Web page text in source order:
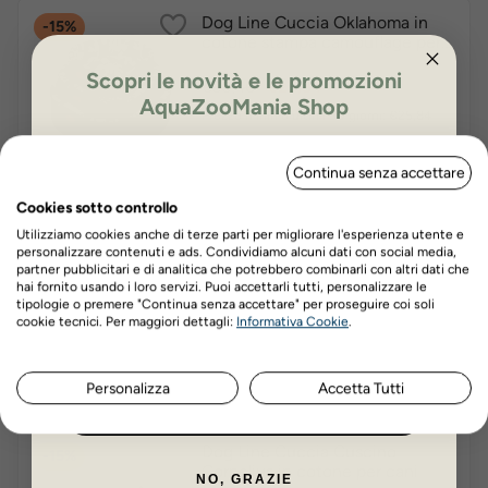
-15%
Dog Line Cuccia Oklahoma in
cotone stampa camouflage per
Prezzo
base
€30,40 Prezzo
€25,84
Prezzo minimo ultimi 30 giorni: €25,84
Scegli tra le varianti
-15%
Dog Line Cuccia Cuscino Sally
per cani e gatti
Prezzo
base
€37,20 Prezzo
€31,62
Prezzo minimo ultimi 30 giorni: €31,62
Cornelius in cotone per cani
Continua senza accettare
Cookies sotto controllo
Utilizziamo cookies anche di terze parti per migliorare l'esperienza utente e
personalizzare contenuti e ads. Condividiamo alcuni dati con social media,
partner pubblicitari e di analitica che potrebbero combinarli con altri dati che
hai fornito usando i loro servizi. Puoi accettarli tutti, personalizzare le
tipologie o premere "Continua senza accettare" per proseguire coi soli
cookie tecnici. Per maggiori dettagli: Informativa Cookie
Personalizza Accetta Tutti
Scopri le novità e le promozioni
AquaZooMania Shop
ISCRIVITI PER OTTENERE IL 5%
DI SCONTO
Nome Cognome
NO, GRAZIE